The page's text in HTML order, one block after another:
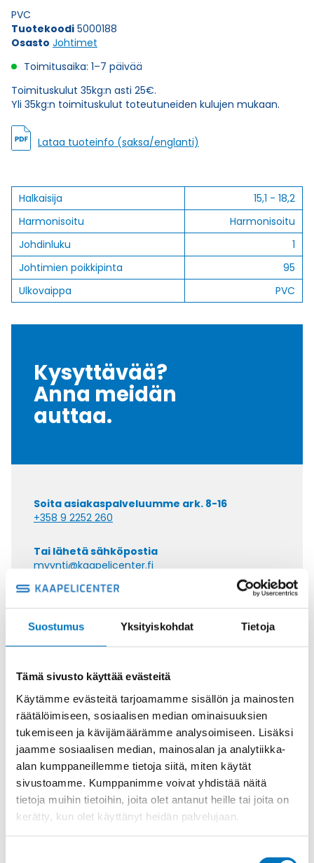
Suostumus Yksityiskohdat Tietoja
Tämä sivusto käyttää evästeitä
Käytämme evästeitä tarjoamamme sisällön ja mainosten
räätälöimiseen, sosiaalisen median ominaisuuksien
tukemiseen ja kävijämäärämme analysoimiseen. Lisäksi
jaamme sosiaalisen median, mainosalan ja analytiikka-
alan kumppaneillemme tietoja siitä, miten käytät
sivustoamme. Kumppanimme voivat yhdistää näitä
tietoja muihin tietoihin, joita olet antanut heille tai joita on
kerätty, kun olet käyttänyt heidän palvelujaan.
PVC
Tuotekoodi 5000188
Osasto Johtimet
Toimitusaika: 1–7 päivää
Toimituskulut 35kg:n asti 25€.
Yli 35kg:n toimituskulut toteutuneiden kulujen mukaan.
Lataa tuoteinfo (saksa/englanti)
Halkaisija
15,1 - 18,2
Harmonisoitu
Harmonisoitu
Johdinluku
1
Johtimien poikkipinta
95
Ulkovaippa
PVC
Kysyttävää?
Anna meidän
auttaa.
Soita asiakaspalveluumme ark. 8-16
+358 9 2252 260
Tai lähetä sähköpostia
myynti@kaapelicenter.fi
Saman kaapelin eri versiot
Johdin (H)07V-K,
TUMMANSININEN/VALKOINEN 1X2,5
Johdin H05V-K, MUSTA/VALKOINEN
1X1